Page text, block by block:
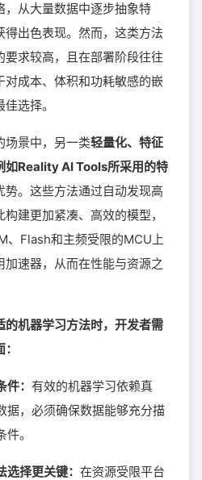
，从大量数据中逐步抽象特
出色表现。然而，这类方法
要求较高，且在部署阶段往往
对成本、体积和功耗敏感的嵌
选择。
场景中，另一类轻量化、特征
如Reality AI Tools所采用的特
势。这些方法通过自动发现高
建更加紧凑、高效的模型，
、Flash和主频受限的MCU上
速器，从而在性能与资源之
的机器学习方法时，开发者需
： 有效的机器学习依赖真
据，必须确保数据能够充分描
。
择更关键： 在资源受限平台